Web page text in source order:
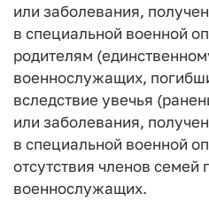
или заболевания,
в специальной военной
родителям
военнослужащих,
вследствие увечья
или заболевания,
в специальной военной
отсутствия членов
военнослужащих.